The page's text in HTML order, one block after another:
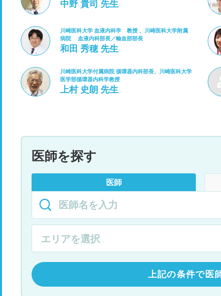
中野 貴司 先生
川崎医科大学 血液内科学 教授 、川崎医科大学附属
病院 血液内科部長／輸血部部長
和田 秀穂 先生
川崎医科大学付属病院 循環器内科部長、川崎医科大学
医学部循環器内科学教授
上村 史朗 先生
医師を探す
医師
上記の条件で医